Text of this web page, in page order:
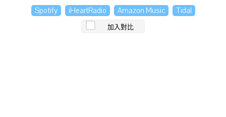
Spotify iHeartRadio Amazon Music Tidal
加入對比